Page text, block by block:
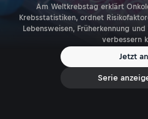
Am Weltkrebstag erklärt
Krebsstatistiken, ordnet
Lebensweisen, Früherkennung
verbessern
Jetzt
Serie